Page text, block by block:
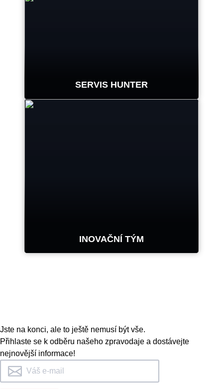
SERVIS HUNTER
INOVAČNÍ TÝM
tým strojních, elektro a
softwarových inženýrů.
Jste na konci, ale to ještě nemusí být vše.
Přihlaste se k odběru našeho zpravodaje a dostávejte
nejnovější informace!